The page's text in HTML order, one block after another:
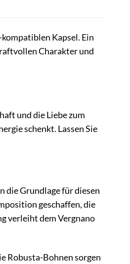
Kapsel. Ein
Charakter und
und die Liebe zum
schenkt. Lassen Sie
die Grundlage für diesen
geschaffen, die
verleiht dem Vergnano
Robusta-Bohnen sorgen